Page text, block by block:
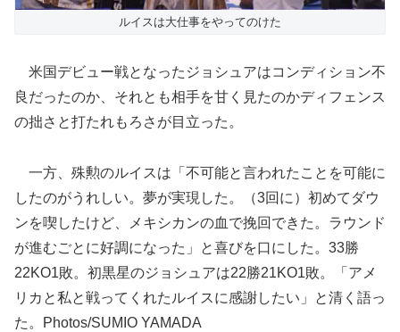
ルイスは大仕事をやってのけた
米国デビュー戦となったジョシュアはコンディション不
良だったのか、それとも相手を甘く見たのかディフェンス
の拙さと打たれもろさが目立った。
一方、殊勲のルイスは「不可能と言われたことを可能に
したのがうれしい。夢が実現した。（3回に）初めてダウ
ンを喫したけど、メキシカンの血で挽回できた。ラウンド
が進むごとに好調になった」と喜びを口にした。33勝
22KO1敗。初黒星のジョシュアは22勝21KO1敗。「アメ
リカと私と戦ってくれたルイスに感謝したい」と清く語っ
た。Photos/SUMIO YAMADA